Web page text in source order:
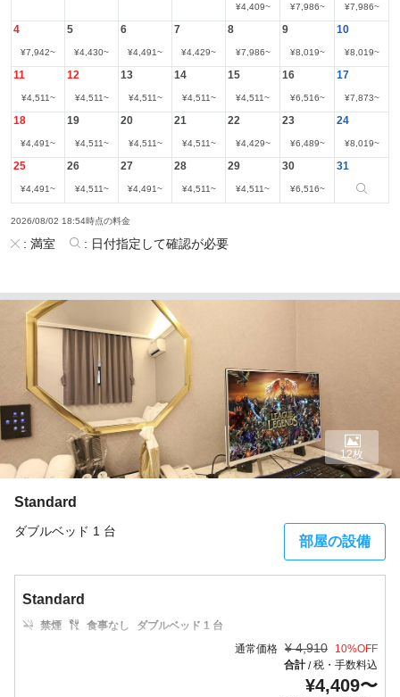
¥4,409~ ¥7,986~ ¥7,986~
4
¥7,942~
5
¥4,430~
6
¥4,491~
7
¥4,429~
8
¥7,986~
9
¥8,019~
10
¥8,019~
11
¥4,511~
12
¥4,511~
13
¥4,511~
14
¥4,511~
15
¥4,511~
16
¥6,516~
17
¥7,873~
18
¥4,491~
19
¥4,511~
20
¥4,511~
21
¥4,511~
22
¥4,429~
23
¥6,489~
24
¥8,019~
25
¥4,491~
26
¥4,511~
27
¥4,491~
28
¥4,511~
29
¥4,511~
30
¥6,516~
31
2026/08/02 18:54時点の料金
: 満室 : 日付指定して確認が必要
Standard
ダブルベッド 1 台
部屋の設備
12枚
Standard
禁煙 食事なし
ダブルベッド 1 台
通常価格 ¥ 4,910 10%OFF
合計/税・手数料込
¥4,409〜